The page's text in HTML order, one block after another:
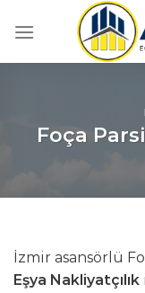
atla
Foça
İzmir asansörlü
Eşya Nakliyatçılık